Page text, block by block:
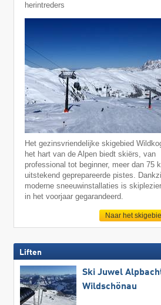
herintreders
Het gezinsvriendelijke skigebied
het hart van de Alpen biedt skiërs, van
professional tot beginner, meer dan 75
uitstekend geprepareerde pistes.
moderne sneeuwinstallaties is
in het voorjaar gegarandeerd.
Naar het
Liften
Ski Juwel
Wildschönau